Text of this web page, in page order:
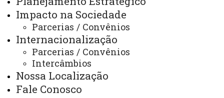
Impacto na Sociedade
Parcerias / Convênios
Internacionalização
Parcerias / Convênios
Intercâmbios
Nossa Localização
Fale Conosco
§ 1º
Em caso de vagas remanescentes, pode ser feita
nova seleção, em prazos definidos pelo Colegiado do
Programa.
§ 2º
Seleções excepcionais para discentes regulares
podem ser realizadas a qualquer momento do ano letivo,
a critério do Colegiado do Programa, por meio de edital
público específico, apreciado pelo Colegiado,